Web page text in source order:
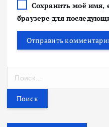
Сохранить моё имя,
браузере для
т